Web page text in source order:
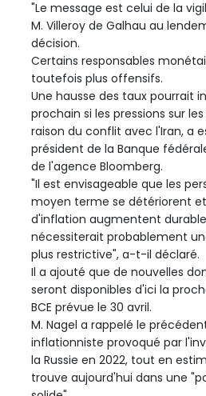
"Le message est celui de la
M. Villeroy de Galhau au
décision.
Certains responsables
toutefois plus offensifs.
Une hausse des taux pourrait
prochain si les pressions sur
raison du conflit avec l'Iran, a
président de la Banque
de l'agence Bloomberg.
"Il est envisageable que les
moyen terme se détériorent
d'inflation augmentent
nécessiterait probablement
plus restrictive", a-t-il déclaré.
Il a ajouté que de nouvelles
seront disponibles d'ici la
BCE prévue le 30 avril.
M. Nagel a rappelé le
inflationniste provoqué par
la Russie en 2022, tout en
trouve aujourd'hui dans une